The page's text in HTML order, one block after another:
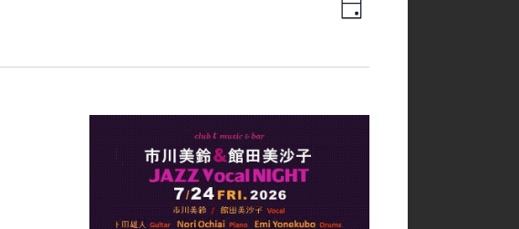
Views
日